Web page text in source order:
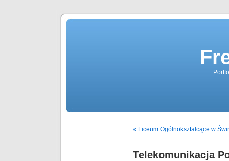
« Liceum Ogólnokształcące w
Telekomunikacja